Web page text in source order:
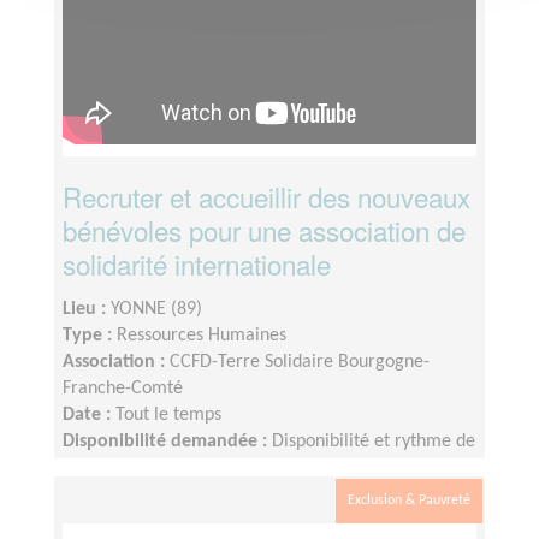
Recruter et accueillir des nouveaux
bénévoles pour une association de
solidarité internationale
Lieu : YONNE (89)
Type : Ressources Humaines
Association : CCFD-Terre Solidaire Bourgogne-
Franche-Comté
Date :
Tout le temps
Disponibilité demandée : Disponibilité et rythme de
l’arrivée des contacts de nouveaux.elles bénévoles
potentiel.le.s. Durée de la mission : souhaité
Exclusion & Pauvreté